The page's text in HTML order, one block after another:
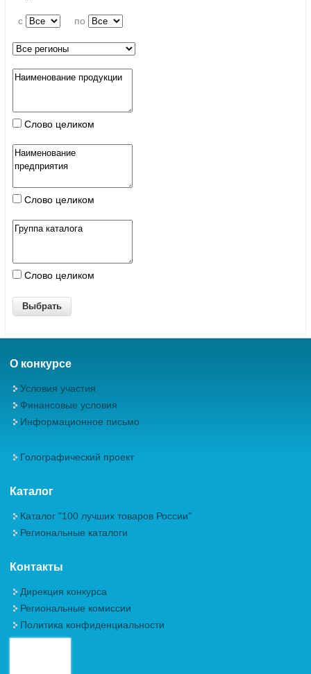
c по
Слово целиком
Слово целиком
Слово целиком
О конкурсе
Условия участия
Финансовые условия
Информационное письмо
Голографический проект
Каталог
Каталог "100 лучших товаров России"
Региональные каталоги
Контакты
Дирекция конкурса
Региональные комиссии
Политика конфиденциальности